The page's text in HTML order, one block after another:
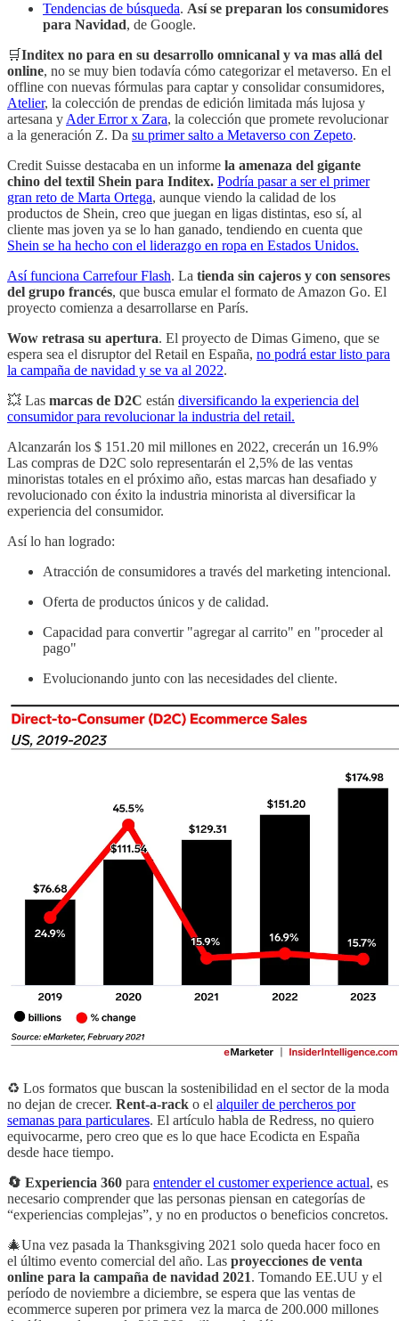
Tendencias de búsqueda. Así se preparan los consumidores
para Navidad, de Google.
🛒Inditex no para en su desarrollo omnicanal y va mas allá del
online, no se muy bien todavía cómo categorizar el metaverso. En el
offline con nuevas fórmulas para captar y consolidar consumidores,
Atelier, la colección de prendas de edición limitada más lujosa y
artesana yAder Error x Zara, la colección que promete revolucionar
a la generación Z. Da su primer salto a Metaverso con Zepeto.
Credit Suisse destacaba en un informe la amenaza del gigante
chino del textil Shein para Inditex. Podría pasar a ser el primer
gran reto de Marta Ortega, aunque viendo la calidad de los
productos de Shein, creo que juegan en ligas distintas, eso sí, al
cliente mas joven ya se lo han ganado, tendiendo en cuenta que
Shein se ha hecho con el liderazgo en ropa en Estados Unidos.
Así funciona Carrefour Flash. La tienda sin cajeros y con sensores
del grupo francés, que busca emular el formato de Amazon Go. El
proyecto comienza a desarrollarse en París.
Wow retrasa su apertura. El proyecto de Dimas Gimeno, que se
espera sea el disruptor del Retail en España, no podrá estar listo para
la campaña de navidad y se va al 2022.
💥 Las marcas de D2C están diversificando la experiencia del
consumidor para revolucionar la industria del retail.
Alcanzarán los $ 151.20 mil millones en 2022, crecerán un 16.9%
Las compras de D2C solo representarán el 2,5% de las ventas
minoristas totales en el próximo año, estas marcas han desafiado y
revolucionado con éxito la industria minorista al diversificar la
experiencia del consumidor.
Así lo han logrado:
Atracción de consumidores a través del marketing intencional.
Oferta de productos únicos y de calidad.
Capacidad para convertir "agregar al carrito" en "proceder al
pago"
Evolucionando junto con las necesidades del cliente.
♻️ Los formatos que buscan la sostenibilidad en el sector de la moda
no dejan de crecer. Rent-a-rack o el alquiler de percheros por
semanas para particulares. El artículo habla de Redress, no quiero
equivocarme, pero creo que es lo que hace Ecodicta en España
desde hace tiempo.
🔄 Experiencia 360 para entender el customer experience actual, es
necesario comprender que las personas piensan en categorías de
“experiencias complejas”, y no en productos o beneficios concretos.
🎄Una vez pasada la Thanksgiving 2021 solo queda hacer foco en
el último evento comercial del año. Las proyecciones de venta
online para la campaña de navidad 2021. Tomando EE.UU y el
período de noviembre a diciembre, se espera que las ventas de
ecommerce superen por primera vez la marca de 200.000 millones